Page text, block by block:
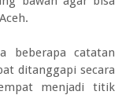
beberapa catatan
ditanggapi secara
menjadi titik